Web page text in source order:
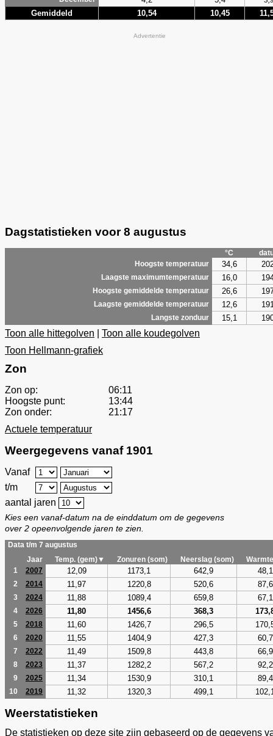
Gemiddeld 10,54 10,45
Advertentie
Dagstatistieken voor 8 augustus
°C
Hoogste temperatuur
34,6
Laagste maximumtemperatuur 16,0
Hoogste gemiddelde temperatuur 26,6
Laagste gemiddelde temperatuur 12,6
Langste zonduur 15,1
Toon alle hittegolven
Toon alle koudegolven
Toon Hellmann-grafiek
Zon
Zon op:
06:11
Hoogste punt:
13:44
Zon onder:
21:17
Actuele temperatuur
Weergegevens vanaf 1901
Vanaf
t/m
aantal jaren
Kies een vanaf-datum na de einddatum om de gegevens
over 2 opeenvolgende jaren te zien.
Data t/m 7 augustus
Jaar
Temp. (gem)▼ Zonuren (som) Neerslag (som)
1
2007 12,09 1173,1 642,9 48,1
2 2014 11,97 1220,8 520,6 87,6
3 2024 11,88 1089,4 659,8 67,1
4 2026 11,80 1456,6 368,3
5 2018 11,60 1426,7 296,5
6 2020 11,55 1404,9 427,3 60,7
7 2022 11,49 1509,8 443,8 66,9
8 2023 11,37 1282,2 567,2 92,2
9 2025 11,34 1530,9 310,1 89,4
10 2019 11,32 1320,3 499,1
Weerstatistieken
De statistieken op deze site zijn gebaseerd op de gegevens